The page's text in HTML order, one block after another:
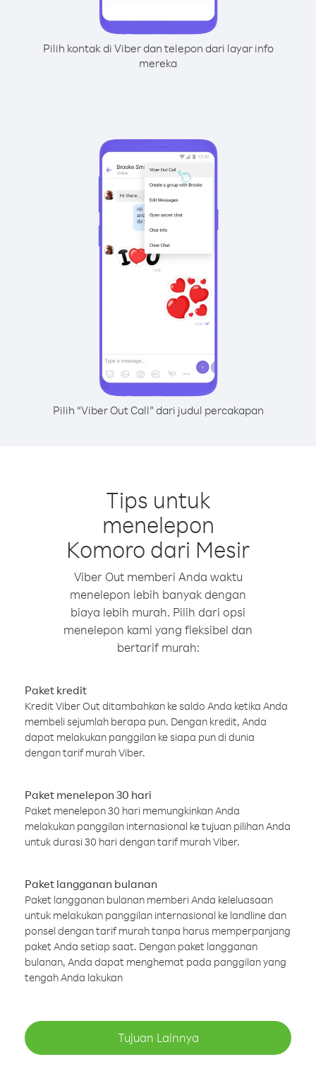
Pilih kontak di Viber dan telepon dari layar info
mereka
Pilih “Viber Out Call” dari judul percakapan
Tips untuk
menelepon
Komoro dari Mesir
Viber Out memberi Anda waktu
menelepon lebih banyak dengan
biaya lebih murah. Pilih dari opsi
menelepon kami yang fleksibel dan
bertarif murah:
Paket kredit
Kredit Viber Out ditambahkan ke saldo Anda ketika Anda
membeli sejumlah berapa pun. Dengan kredit, Anda
dapat melakukan panggilan ke siapa pun di dunia
dengan tarif murah Viber.
Paket menelepon 30 hari
Paket menelepon 30 hari memungkinkan Anda
melakukan panggilan internasional ke tujuan pilihan Anda
untuk durasi 30 hari dengan tarif murah Viber.
Paket langganan bulanan
Paket langganan bulanan memberi Anda keleluasaan
untuk melakukan panggilan internasional ke landline dan
ponsel dengan tarif murah tanpa harus memperpanjang
paket Anda setiap saat. Dengan paket langganan
bulanan, Anda dapat menghemat pada panggilan yang
tengah Anda lakukan
Tujuan Lainnya